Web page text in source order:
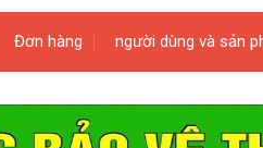
Đơn hàng người dùng và sản